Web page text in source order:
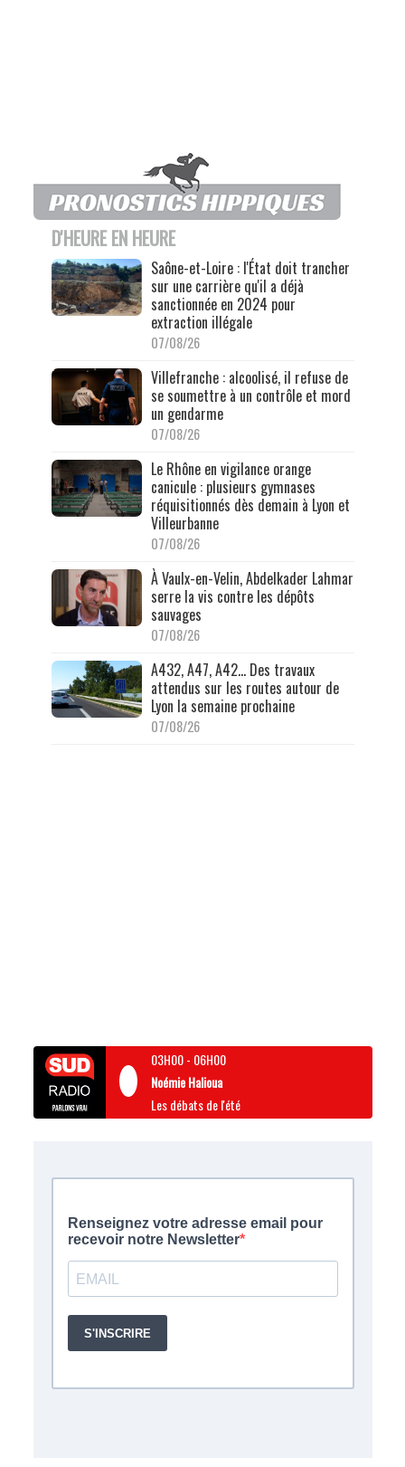
D'HEURE EN HEURE
Saône-et-Loire : l'État doit trancher
sur une carrière qu'il a déjà
sanctionnée en 2024 pour
extraction illégale
07/08/26
Villefranche : alcoolisé, il refuse de
se soumettre à un contrôle et mord
un gendarme
07/08/26
Le Rhône en vigilance orange
canicule : plusieurs gymnases
réquisitionnés dès demain à Lyon et
Villeurbanne
07/08/26
À Vaulx-en-Velin, Abdelkader Lahmar
serre la vis contre les dépôts
sauvages
07/08/26
A432, A47, A42… Des travaux
attendus sur les routes autour de
Lyon la semaine prochaine
07/08/26
03H00- 06H00
Noémie Halioua
Les débats de l'été